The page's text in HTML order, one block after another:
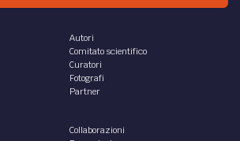
Autori
Comitato scientifico
Curatori
Fotografi
Partner
Collaborazioni